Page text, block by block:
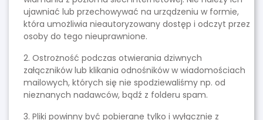
ujawniać lub przechowywać na urządzeniu w formie,
która umożliwia nieautoryzowany dostęp i odczyt przez
osoby do tego nieuprawnione.
2. Ostrożność podczas otwierania dziwnych
załączników lub klikania odnośników w wiadomościach
mailowych, których się nie spodziewaliśmy np. od
nieznanych nadawców, bądź z folderu spam.
3. Pliki powinny być pobierane tylko i wyłącznie z